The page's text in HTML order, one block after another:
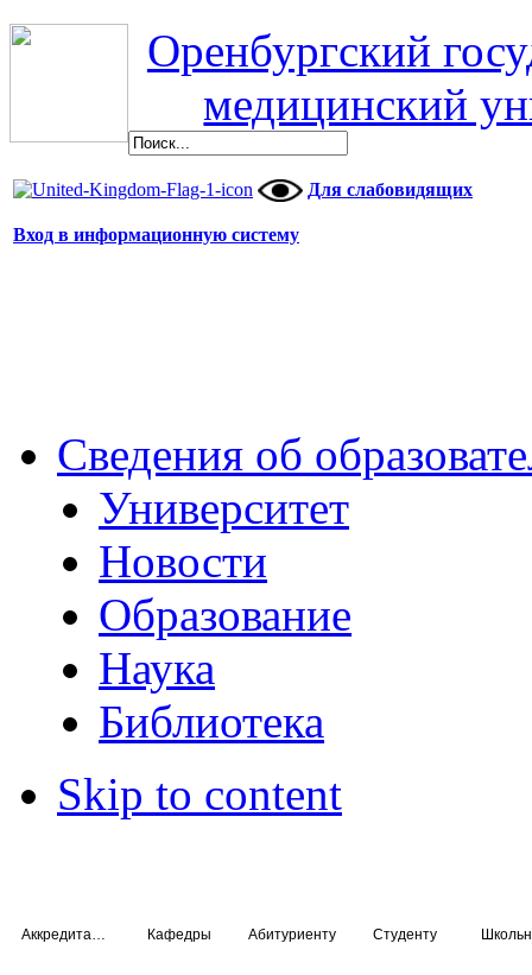
Оренбургский
медицинский
Для слабовидящих
Вход в информационную систему
Сведения об
Университет
Новости
Образование
Наука
Библиотека
Skip to content
Кафедры Абитуриенту Студенту